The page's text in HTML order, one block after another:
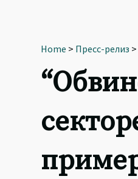
Home > Пресс-релиз